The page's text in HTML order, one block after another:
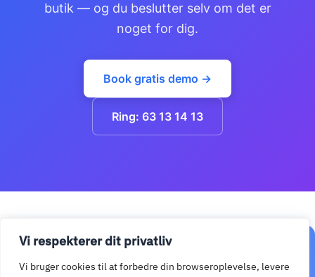
Vi respekterer dit privatliv
Vi bruger cookies til at forbedre din browseroplevelse, levere
butik — og du beslutter selv om det er
noget for dig.
Book gratis demo →
Ring: 63 13 14 13
Klar til at komme i gang?
Vi vender tilbage samme arbejdsdag. Ingen forpligtelser.